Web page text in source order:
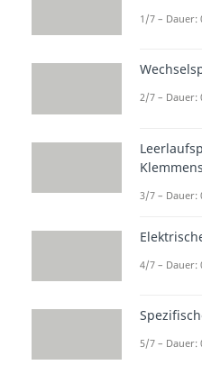
Stern-
Stern-
Dauer: 04:48
Stern-
Dauer: 05:28
1/7 – Dauer:
2/7 – Dauer:
3/7 – Dauer:
4/7 – Dauer:
5/7 – Dauer: